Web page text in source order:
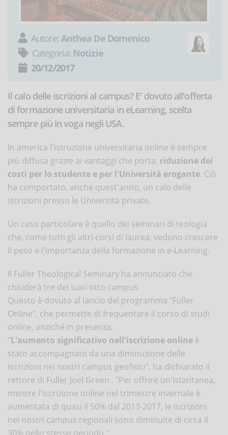
Autore: Anthea De Domenico
Categoria: Notizie
20/12/2017
Il calo delle iscrizioni al campus? E' dovuto all'offerta
di formazione universitaria in eLearning, scelta
sempre più in voga negli USA.
In america l'istruzione universitaria online è sempre
più diffusa grazie ai vantaggi che porta: riduzione dei
costi per lo studente e per l'Università erogante. Ciò
ha comportato, anche quest'anno, un calo delle
iscrizioni presso le Università private.
Un caso particolare è quello dei seminari di teologia
che, come tutti gli altri corsi di laurea, vedono crescere
il peso e l'importanza della formazione in e-Learning.
Il Fuller Theological Seminary ha annunciato che
chiuderà tre dei suoi otto campus.
Questo è dovuto al lancio del programma "Fuller
Online", che permette di frequentare il corso di studi
online, anziché in presenza.
"L'aumento significativo nell'iscrizione online è
stato accompagnato da una diminuzione delle
iscrizioni nei nostri campus geofisici", ha dichiarato il
rettore di Fuller Joel Green . "Per offrire un'istantanea,
mentre l'iscrizione online nel trimestre invernale è
aumentata di quasi il 50% dal 2013-2017, le iscrizioni
nei nostri campus regionali sono diminuite di circa il
30% nello stesso periodo."